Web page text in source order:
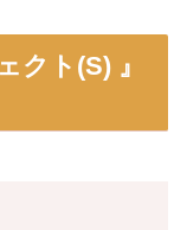
クト(S) 』